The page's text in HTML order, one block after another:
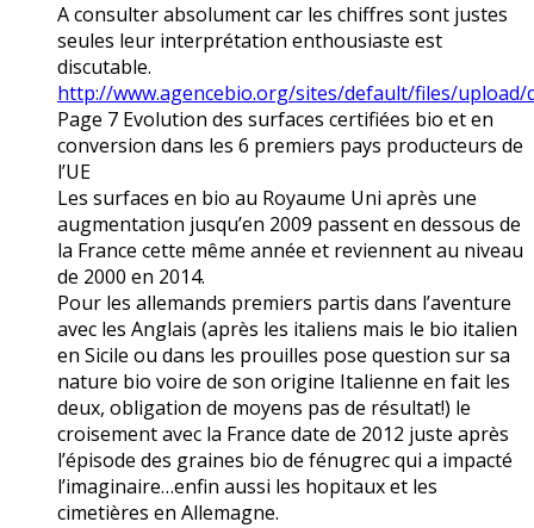
A consulter absolument car les chiffres sont justes
seules leur interprétation enthousiaste est
discutable.
http://www.agencebio.org/sites/default/files/upload/
Page 7 Evolution des surfaces certifiées bio et en
conversion dans les 6 premiers pays producteurs de
l’UE
Les surfaces en bio au Royaume Uni après une
augmentation jusqu’en 2009 passent en dessous de
la France cette même année et reviennent au niveau
de 2000 en 2014.
Pour les allemands premiers partis dans l’aventure
avec les Anglais (après les italiens mais le bio italien
en Sicile ou dans les prouilles pose question sur sa
nature bio voire de son origine Italienne en fait les
deux, obligation de moyens pas de résultat!) le
croisement avec la France date de 2012 juste après
l’épisode des graines bio de fénugrec qui a impacté
l’imaginaire…enfin aussi les hopitaux et les
cimetières en Allemagne.